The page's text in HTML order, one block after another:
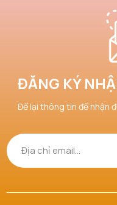
Phan Thị Hồng Thảo đã
Hồng Skin1004
Lâm Nguyễn Nhật
Nguyễn Phát đã mua sản
ĐĂNG KÝ
Để lại thông tin để nhận